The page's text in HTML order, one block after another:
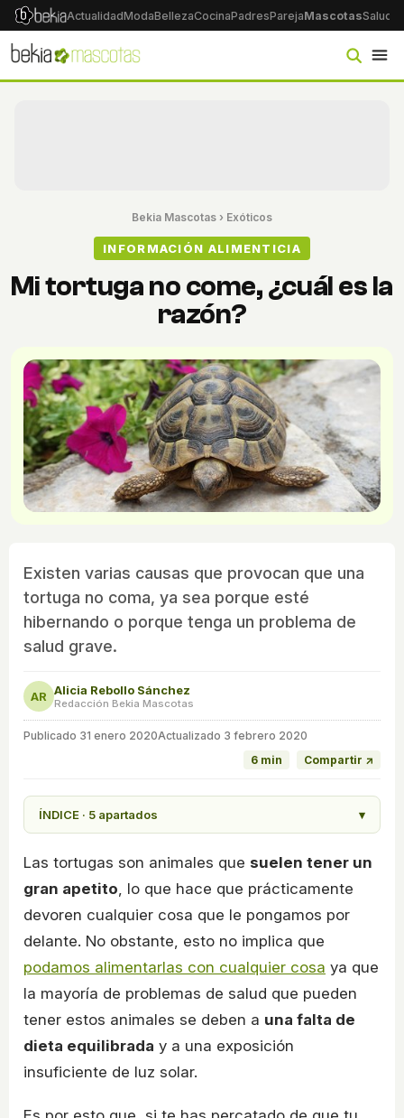
ActualidadModaBellezaCocinaPadresParejaMascotasSalud
Bekia Mascotas › Exóticos
INFORMACIÓN ALIMENTICIA
Mi tortuga no come, ¿cuál es la
razón?
Existen varias causas que provocan que una
tortuga no coma, ya sea porque esté
hibernando o porque tenga un problema de
salud grave.
AR Alicia Rebollo Sánchez
Redacción Bekia Mascotas
Publicado 31 enero 2020Actualizado 3 febrero 2020
6 min
Compartir ↗
ÍNDICE · 5 apartados ▾
Las tortugas son animales que suelen tener un
gran apetito, lo que hace que prácticamente
devoren cualquier cosa que le pongamos por
delante. No obstante, esto no implica que
podamos alimentarlas con cualquier cosa ya que
la mayoría de problemas de salud que pueden
tener estos animales se deben a una falta de
dieta equilibrada y a una exposición
insuficiente de luz solar.